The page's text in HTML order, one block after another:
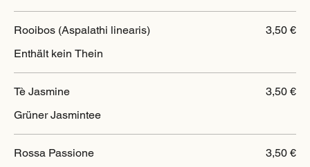
Rooibos (Aspalathi linearis)
Enthält kein Thein
3,50 €
Tè Jasmine
Grüner Jasmintee
3,50 €
Rossa Passione
3,50 €